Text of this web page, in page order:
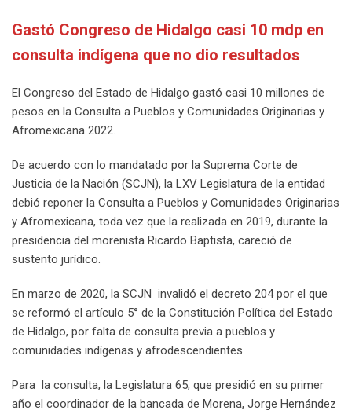
Gastó Congreso de Hidalgo casi 10 mdp en
consulta indígena que no dio resultados
El Congreso del Estado de Hidalgo gastó casi 10 millones de
pesos en la Consulta a Pueblos y Comunidades Originarias y
Afromexicana 2022.
De acuerdo con lo mandatado por la Suprema Corte de
Justicia de la Nación (SCJN), la LXV Legislatura de la entidad
debió reponer la Consulta a Pueblos y Comunidades Originarias
y Afromexicana, toda vez que la realizada en 2019, durante la
presidencia del morenista Ricardo Baptista, careció de
sustento jurídico.
En marzo de 2020, la SCJN invalidó el decreto 204 por el que
se reformó el artículo 5° de la Constitución Política del Estado
de Hidalgo, por falta de consulta previa a pueblos y
comunidades indígenas y afrodescendientes.
Para la consulta, la Legislatura 65, que presidió en su primer
año el coordinador de la bancada de Morena, Jorge Hernández